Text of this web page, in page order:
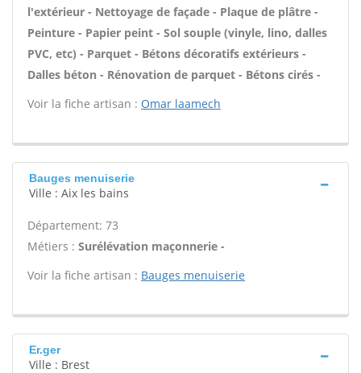
l'extérieur - Nettoyage de façade - Plaque de plâtre -
Peinture - Papier peint - Sol souple (vinyle, lino, dalles
PVC, etc) - Parquet - Bétons décoratifs extérieurs -
Dalles béton - Rénovation de parquet - Bétons cirés -
Voir la fiche artisan : Omar laamech
Bauges menuiserie
Ville : Aix les bains
Département: 73
Métiers : Surélévation maçonnerie -
Voir la fiche artisan : Bauges menuiserie
Er.ger
Ville : Brest